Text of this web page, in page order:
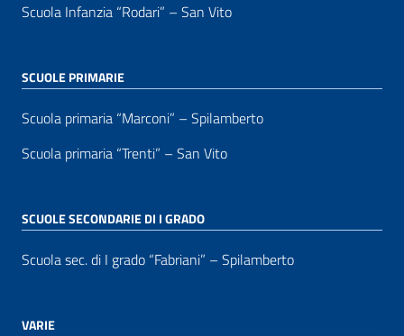
Scuola Infanzia “Rodari” – San Vito
SCUOLE PRIMARIE
Scuola primaria “Marconi” – Spilamberto
Scuola primaria “Trenti” – San Vito
SCUOLE SECONDARIE DI I GRADO
Scuola sec. di I grado “Fabriani” – Spilamberto
VARIE